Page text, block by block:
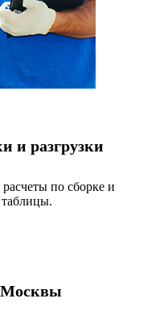
и разгрузки
по сборке и
таблицы.
Москвы